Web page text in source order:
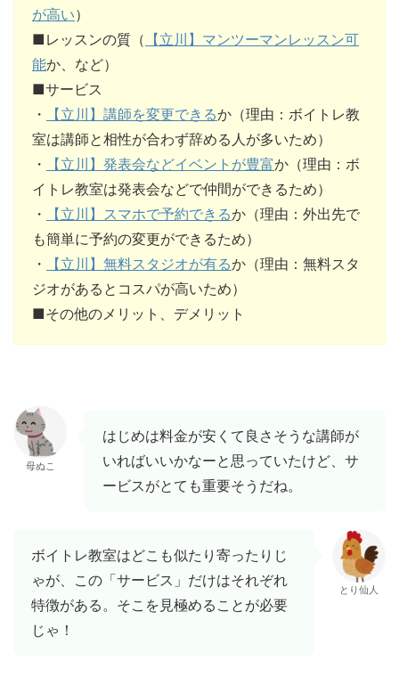
が高い）
■レッスンの質（ 【立川】マンツーマンレッスン可
能か、など）
■サービス
・
【立川】講師を変更できるか（理由：ボイトレ教
室は講師と相性が合わず辞める人が多いため）
・
【立川】発表会などイベントが豊富か（理由：ボ
イトレ教室は発表会などで仲間ができるため）
・
【立川】スマホで予約できるか（理由：外出先で
も簡単に予約の変更ができるため）
・
【立川】無料スタジオが有るか（理由：無料スタ
ジオがあるとコスパが高いため）
■その他のメリット、デメリット
母ぬこ
はじめは料金が安くて良さそうな講師が
いればいいかなーと思っていたけど、サ
ービスがとても重要そうだね。
ボイトレ教室はどこも似たり寄ったりじ
ゃが、この「サービス」だけはそれぞれ
特徴がある。そこを見極めることが必要
じゃ！
とり仙人